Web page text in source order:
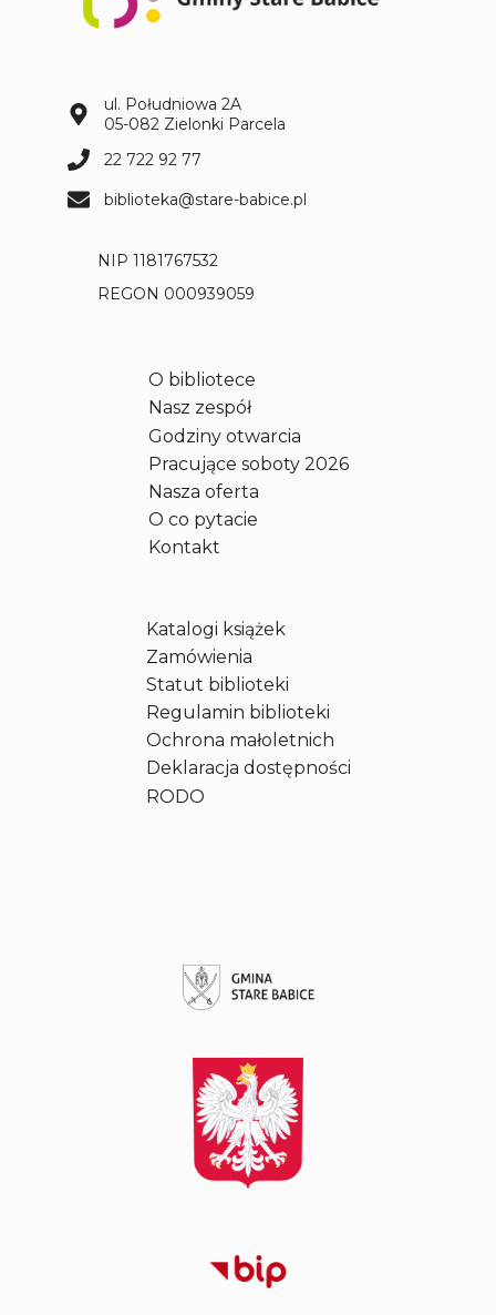
ul. Południowa 2A
05-082 Zielonki Parcela
22 722 92 77
biblioteka@stare-babice.pl
NIP 1181767532
REGON 000939059
O bibliotece
Nasz zespół
Godziny otwarcia
Pracujące soboty 2026
Nasza oferta
O co pytacie
Kontakt
Katalogi książek
Zamówienia
Statut biblioteki
Regulamin biblioteki
Ochrona małoletnich
Deklaracja dostępności
RODO